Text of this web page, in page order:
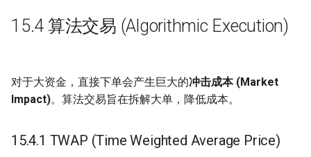
15.4 算法交易 (Algorithmic Execution)
对于大资金，直接下单会产生巨大的冲击成本 (Market
Impact)。算法交易旨在拆解大单，降低成本。
15.4.1 TWAP (Time Weighted Average Price)